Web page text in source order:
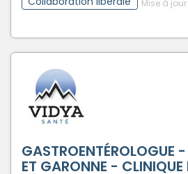
Mise à
GASTROENTÉROLOGUE
ET GARONNE - CLINIQUE